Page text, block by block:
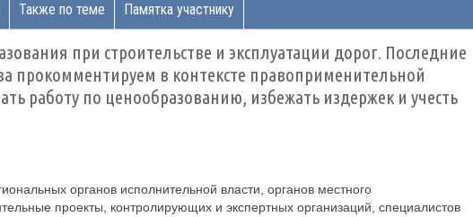
Также по теме Памятка участнику
при строительстве и эксплуатации дорог. Последние
прокомментируем в контексте правоприменительной
работу по ценообразованию, избежать издержек и учесть
органов исполнительной власти, органов местного
проекты, контролирующих и экспертных организаций, специалистов